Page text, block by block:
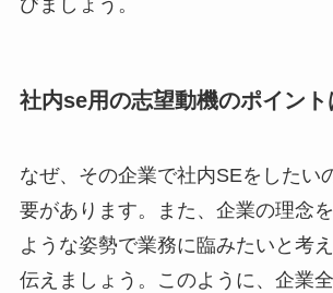
社内se用の志望動機のポイント
なぜ、その企業で社内SEをしたい
要があります。また、企業の理念
ような姿勢で業務に臨みたいと考
伝えましょう。このように、企業